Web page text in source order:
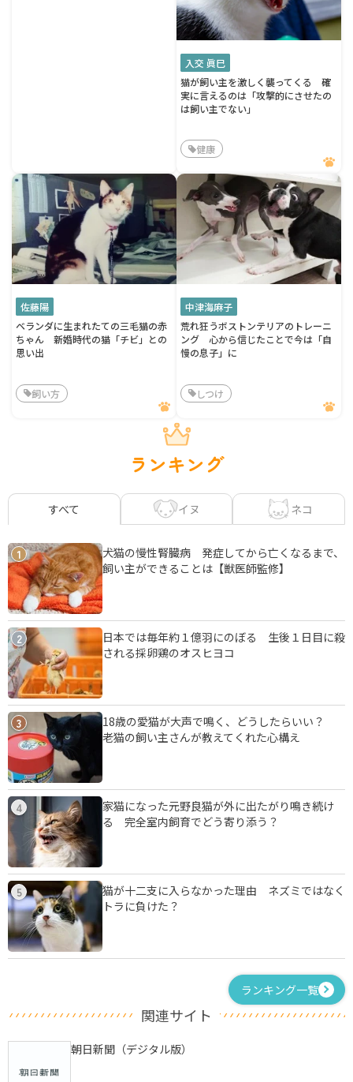
入交 眞巳
猫が飼い主を激しく襲ってくる 確
実に言えるのは「攻撃的にさせたの
は飼い主でない」
健康
佐藤陽
ベランダに生まれたての三毛猫の赤
ちゃん 新婚時代の猫「チビ」との
思い出
飼い方
中津海麻子
荒れ狂うボストンテリアのトレーニ
ング 心から信じたことで今は「自
慢の息子」に
しつけ
ランキング
すべて イヌ ネコ
1
犬猫の慢性腎臓病 発症してから亡くなるまで、
飼い主ができることは【獣医師監修】
2
日本では毎年約１億羽にのぼる 生後１日目に殺
される採卵鶏のオスヒヨコ
3
18歳の愛猫が大声で鳴く、どうしたらいい？
老猫の飼い主さんが教えてくれた心構え
4
家猫になった元野良猫が外に出たがり鳴き続け
る 完全室内飼育でどう寄り添う？
5
猫が十二支に入らなかった理由 ネズミではなく
トラに負けた？
ランキング一覧
関連サイト
朝日新聞（デジタル版）